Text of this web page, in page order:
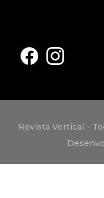
Revista Vertical -